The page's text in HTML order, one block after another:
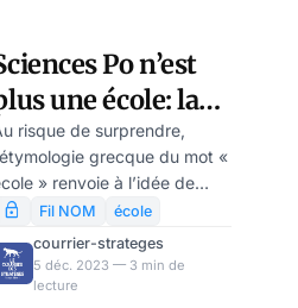
Po n’est
une école: la
par la
par
Yves-Marie
risque de surprendre,
grecque du mot «
» renvoie à l’idée de
pause, de repos dans le
tourbillon de la vie. Cela ne
signifie nullement un lieu de
intellectuelle, mais
Fil NOM
école
courrier-strateges
5 déc. 2023 — 3 min de
lecture